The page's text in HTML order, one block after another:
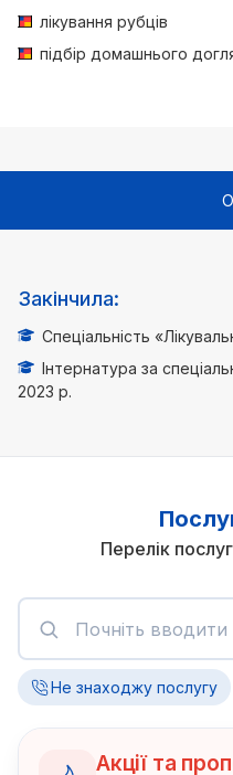
лікування рубців
підбір домашнього
Закінчила:
Спеціальність
Інтернатура за
2023 р.
Перелік
Не знаходжу послугу
Акції та